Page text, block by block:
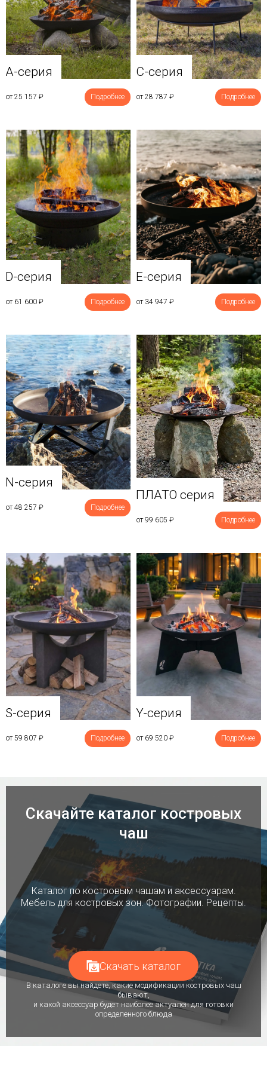
A-серия
от 25 157 ₽ Подробнее
C-серия
от 28 787 ₽ Подробнее
D-серия
от 61 600 ₽ Подробнее
E-серия
от 34 947 ₽ Подробнее
N-серия
от 48 257 ₽ Подробнее
ПЛАТО серия
от 99 605 ₽ Подробнее
S-серия
от 59 807 ₽ Подробнее
Y-серия
от 69 520 ₽ Подробнее
Скачайте каталог костровых
чаш
Каталог по костровым чашам и аксессуарам.
Мебель для костровых зон. Фотографии. Рецепты.
Скачать каталог
В каталоге вы найдете, какие модификации костровых чаш
бывают,
и какой аксессуар будет наиболее актуален для готовки
определенного блюда